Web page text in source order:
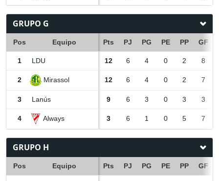
GRUPO G
Pos Equipo Pts PJ PG PE PP GF
1 LDU 12 6 4 0 2 8
2 Mirassol 12 6 4 0 2 7
3 Lanús 9 6 3 0 3 3
4 Always 3 6 1 0 5 7
GRUPO H
Pos Equipo Pts PJ PG PE PP GF